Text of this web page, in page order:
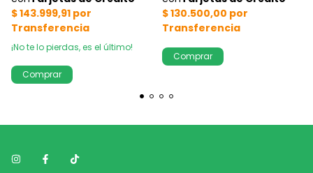
¡No te lo pierdas, es el último!